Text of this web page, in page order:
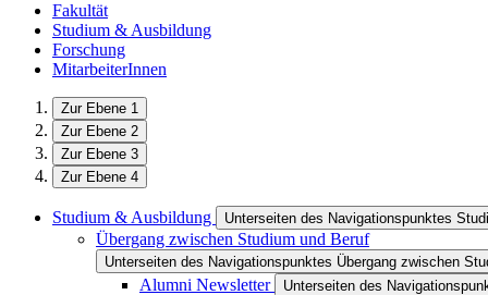
Fakultät
Studium & Ausbildung
Forschung
MitarbeiterInnen
Zur Ebene 1
Zur Ebene 2
Zur Ebene 3
Zur Ebene 4
Studium & Ausbildung Unterseiten des Navigationspunktes
Übergang zwischen Studium und Beruf
Unterseiten des Navigationspunktes Übergang zwischen
Alumni Newsletter Unterseiten des